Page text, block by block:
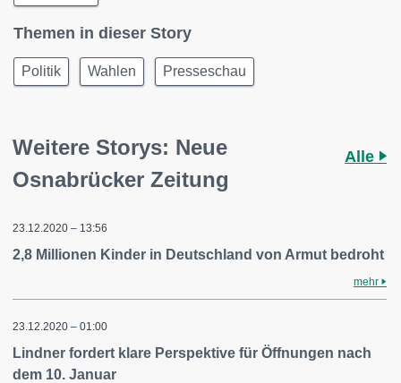
Themen in dieser Story
Politik Wahlen Presseschau
Weitere Storys: Neue
Osnabrücker Zeitung
Alle
23.12.2020 – 13:56
2,8 Millionen Kinder in Deutschland von Armut bedroht
mehr
23.12.2020 – 01:00
Lindner fordert klare Perspektive für Öffnungen nach
dem 10. Januar